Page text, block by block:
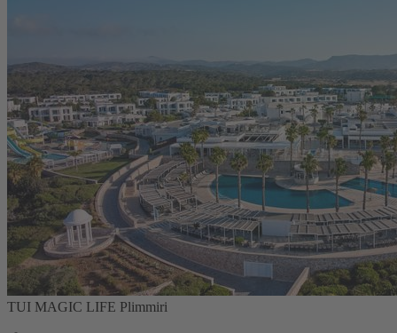
TUI MAGIC LIFE Plimmiri